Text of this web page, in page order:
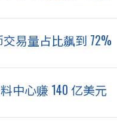
易量占比飙到 72%
中心赚 140 亿美元